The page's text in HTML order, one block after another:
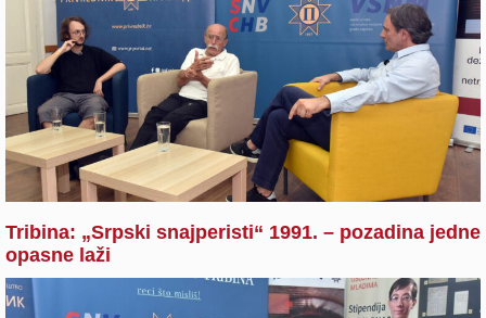
Tribina: „Srpski snajperisti“ 1991. – pozadina jedne
opasne laži